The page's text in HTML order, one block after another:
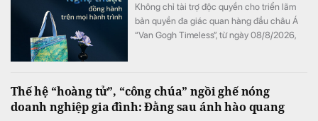
Không chỉ tài trợ độc quyền cho triển lãm
bản quyền đa giác quan hàng đầu châu Á
“Van Gogh Timeless”, từ ngày 08/8/2026,
dự triển lãm và bộ quà tặng phiên bản giới
hạn phát triển từ tác phẩm bản quyền Van
Thế hệ “hoàng tử”, “công chúa” ngồi ghế nóng
doanh nghiệp gia đình: Đằng sau ánh hào quang